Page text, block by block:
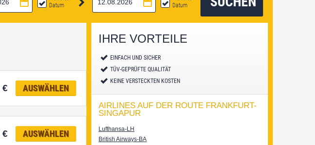
Datum
Datum
€ AUSWÄHLEN
€ AUSWÄHLEN
IHRE VORTEILE
EINFACH UND SICHER
TÜV-GEPRÜFTE QUALITÄT
KEINE VERSTECKTEN KOSTEN
AIRLINES AUF DER ROUTE FRANKFURT-
SINGAPUR
Lufthansa-LH
British Airways-BA